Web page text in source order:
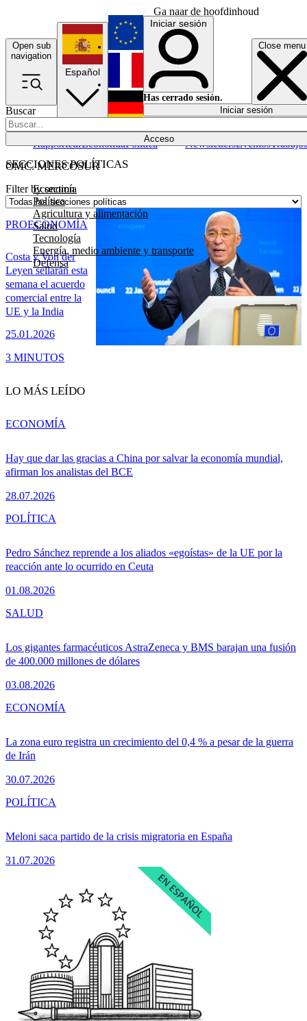
Ga naar de hoofdinhoud
Open sub
navigation
Close menu
Buscar
Acceso
SECCIONES POLÍTICAS
Economía
Política
Agricultura y alimentación
Salud
Tecnología
Energía, medio ambiente y transporte
Defensa
RapporteurEconomíaPolítica NewslettersEventosTrabajos
Español
English
Français
Iniciar sesión
Has cerrado sesión.
Iniciar sesión
OMC. MERCOSUR
Filter by section
Costa y Von der
Leyen sellarán esta
semana el acuerdo
comercial entre la
UE y la India
25.01.2026
PROECONOMÍA
3 MINUTOS
LO MÁS LEÍDO
Hay que dar las gracias a China por salvar la economía mundial,
afirman los analistas del BCE
28.07.2026
ECONOMÍA
Pedro Sánchez reprende a los aliados «egoístas» de la UE por la
reacción ante lo ocurrido en Ceuta
01.08.2026
POLÍTICA
Los gigantes farmacéuticos AstraZeneca y BMS barajan una fusión
de 400.000 millones de dólares
03.08.2026
SALUD
La zona euro registra un crecimiento del 0,4 % a pesar de la guerra
de Irán
30.07.2026
ECONOMÍA
Meloni saca partido de la crisis migratoria en España
31.07.2026
POLÍTICA